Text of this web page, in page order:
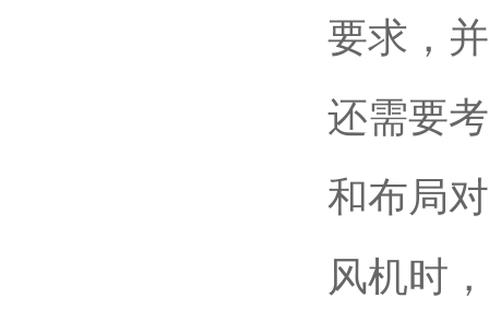
要求，
还需要
和布局
风机时